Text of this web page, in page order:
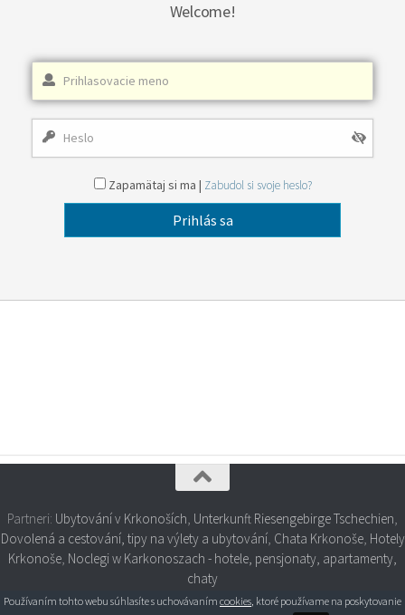
Welcome!
Zapamätaj si ma | Zabudol si svoje heslo?
Partneri: Ubytování v Krkonoších Unterkunft Riesengebirge Tschechien
Dovolená a cestování, tipy na výlety a ubytování, Chata Krkonoše, Hotely
Krkonoše Noclegi w Karkonoszach - hotele, pensjonaty, apartamenty,
chaty
Používaním tohto webu súhlasíte s uchovávaním cookies, ktoré používame na poskytovanie